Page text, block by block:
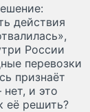
действия
России
перевозки
признаёт
и это
её решить?